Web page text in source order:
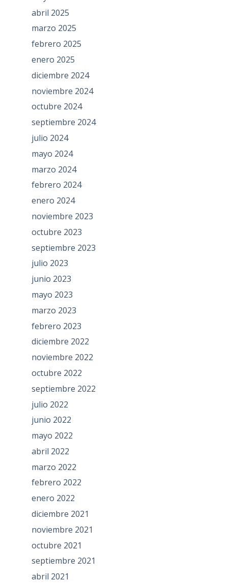
abril 2025
marzo 2025
febrero 2025
enero 2025
diciembre 2024
noviembre 2024
octubre 2024
septiembre 2024
julio 2024
mayo 2024
marzo 2024
febrero 2024
enero 2024
noviembre 2023
octubre 2023
septiembre 2023
julio 2023
junio 2023
mayo 2023
marzo 2023
febrero 2023
diciembre 2022
noviembre 2022
octubre 2022
septiembre 2022
julio 2022
junio 2022
mayo 2022
abril 2022
marzo 2022
febrero 2022
enero 2022
diciembre 2021
noviembre 2021
octubre 2021
septiembre 2021
abril 2021